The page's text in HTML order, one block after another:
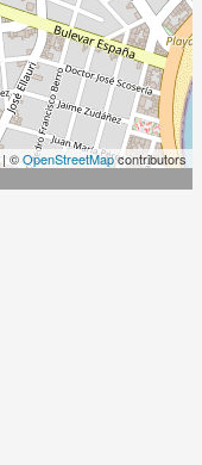
| ©OpenStreetMapcontributors